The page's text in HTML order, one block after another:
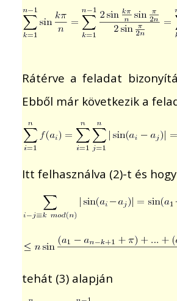
Rátérve a feladat
Ebből már következik a
Itt felhasználva (2)-t és
tehát (3) alapján